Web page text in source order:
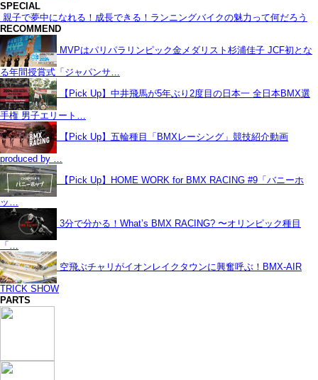
SPECIAL
親子で夢中になれる！成長できる！ランニングバイクの魅力って何だろう
RECOMMEND
MVPはパリパラリンピック金メダリスト杉浦佳子 JCF初とな
る年間授賞式「ジャパンサ…
【Pick Up】中井飛馬が5年ぶり2度目の日本一 全日本BMX選
手権 男子エリート…
【Pick Up】五輪種目「BMXレーシング」競技紹介動画
produced by …
【Pick Up】HOME WORK for BMX RACING #9「バニーホ
ッ…
3分で分かる！What’s BMX RACING? 〜オリンピック種目
「…
空飛ぶチャリがイオンレイクタウンに興奮呼ぶ！BMX-AIR
TRICK SHOW
PARTS